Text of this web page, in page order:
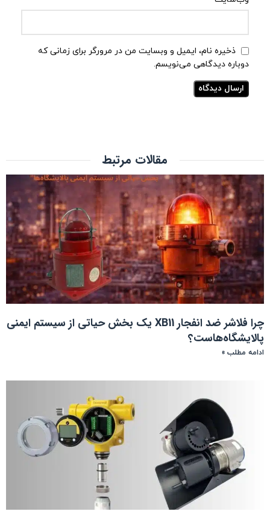
ذخیره نام، ایمیل و وبسایت من در مرورگر برای زمانی که
دوباره دیدگاهی می‌نویسم.
مقالات مرتبط
چرا فلاشر ضد انفجار XB11 یک بخش حیاتی از سیستم ایمنی
پالایشگاه‌هاست؟
ادامه مطلب »